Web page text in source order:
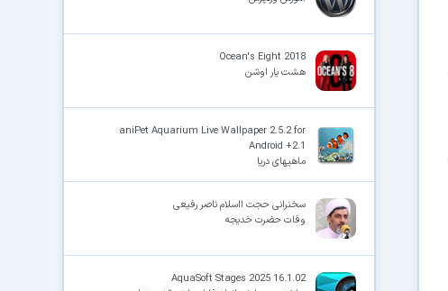
Ocean's Eight 2018
هشت یار اوشن
aniPet Aquarium Live Wallpaper 2.5.2 for
Android +2.1
ماهیهای دریا
سخنرانی حجت ااسلام ناصر رفیعی
وفات حضرت خدیجه
AquaSoft Stages 2025 16.1.02